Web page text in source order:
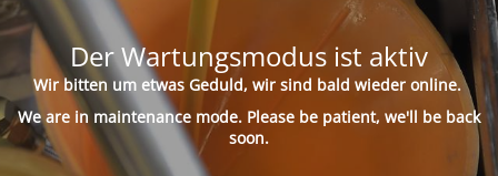
Der Wartungsmodus ist aktiv
Wir bitten um etwas Geduld, wir sind bald wieder online.
We are in maintenance mode. Please be patient, we'll be back
soon.